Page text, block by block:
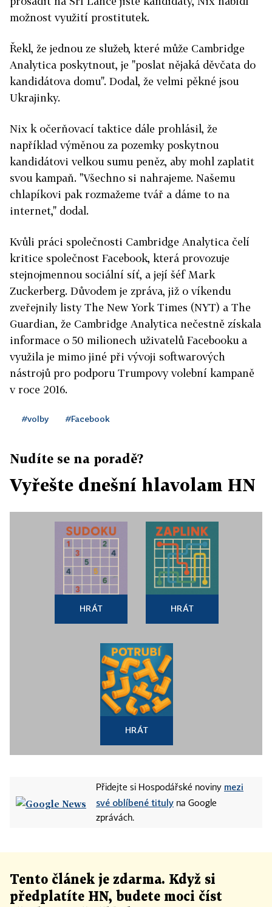
možnost využití prostitutek.
Řekl, že jednou ze služeb, které může Cambridge
Analytica poskytnout, je "poslat nějaká děvčata do
kandidátova domu". Dodal, že velmi pěkné jsou
Ukrajinky.
Nix k očerňovací taktice dále prohlásil, že
například výměnou za pozemky poskytnou
kandidátovi velkou sumu peněz, aby mohl zaplatit
svou kampaň. "Všechno si nahrajeme. Našemu
chlapíkovi pak rozmažeme tvář a dáme to na
internet," dodal.
Kvůli práci společnosti Cambridge Analytica čelí
kritice společnost Facebook, která provozuje
stejnojmennou sociální síť, a její šéf Mark
Zuckerberg. Důvodem je zpráva, již o víkendu
zveřejnily listy The New York Times (NYT) a The
Guardian, že Cambridge Analytica nečestně získala
informace o 50 milionech uživatelů Facebooku a
využila je mimo jiné při vývoji softwarových
nástrojů pro podporu Trumpovy volební kampaně
v roce 2016.
#volby #Facebook
Nudíte se na poradě?
Vyřešte dnešní hlavolam HN
HRÁT HRÁT
HRÁT
Přidejte si Hospodářské noviny mezi
své oblíbené tituly na Google
zprávách.
Tento článek je zdarma. Když si
předplatíte HN, budete moci číst